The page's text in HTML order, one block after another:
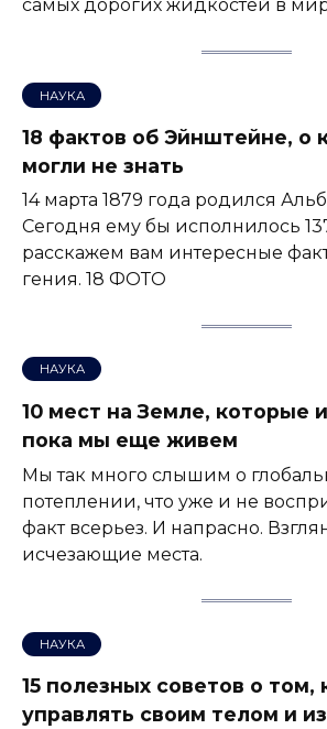
самых дорогих жидкостей в
НАУКА
18 фактов об Эйнштейне, о
могли не знать
14 марта 1879 года родился
Сегодня ему бы исполнилось
расскажем вам интересные
гения. 18 ФОТО
НАУКА
10 мест на Земле, которые
пока мы еще живем
Мы так много слышим о
потеплении, что уже и не
факт всерьез. И напрасно.
исчезающие места.
НАУКА
15 полезных советов о том,
управлять своим телом и